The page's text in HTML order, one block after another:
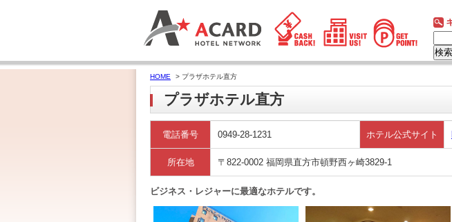
HOME > プラザホテル直方
プラザホテル直方
電話番号 0949-28-1231 ホテル公式サイト
所在地 〒822-0002 福岡県直方市頓野西ヶ崎3829-1
ビジネス・レジャーに最適なホテルです。